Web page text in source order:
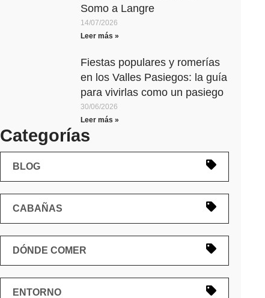
Somo a Langre
14/07/2026
Leer más »
Fiestas populares y romerías
en los Valles Pasiegos: la guía
para vivirlas como un pasiego
30/06/2026
Leer más »
Categorías
BLOG
CABAÑAS
DÓNDE COMER
ENTORNO